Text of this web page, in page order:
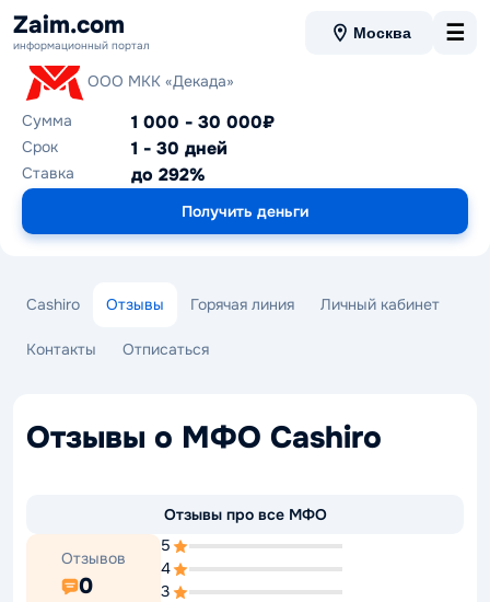
Zaim.com
информационный портал
Москва ☰
Cashiro
ООО МКК «Декада»
Сумма
1 000 - 30 000₽
Срок 1 - 30 дней
Ставка до 292%
Получить деньги
Cashiro Отзывы Горячая линия Личный кабинет
Контакты Отписаться
Отзывы о МФО Cashiro
Отзывы про все МФО
Отзывов
0
5
4
3